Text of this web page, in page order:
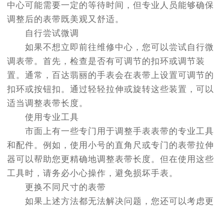
中心可能需要一定的等待时间，但专业人员能够确保
调整后的表带既美观又舒适。
自行尝试微调
如果不想立即前往维修中心，您可以尝试自行微
调表带。首先，检查是否有可调节的扣环或调节装
置。通常，百达翡丽的手表会在表带上设置可调节的
扣环或按钮扣。通过轻轻拉伸或旋转这些装置，可以
适当调整表带长度。
使用专业工具
市面上有一些专门用于调整手表表带的专业工具
和配件。例如，使用小号的直角尺或专门的表带拉伸
器可以帮助您更精确地调整表带长度。但在使用这些
工具时，请务必小心操作，避免损坏手表。
更换不同尺寸的表带
如果上述方法都无法解决问题，您还可以考虑更